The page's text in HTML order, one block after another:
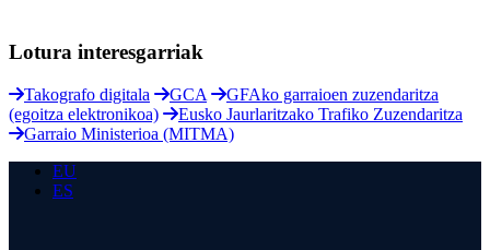
Lotura interesgarriak
Takografo digitala GCA
GFAko garraioen zuzendaritza
(egoitza elektronikoa)
Eusko Jaurlaritzako Trafiko Zuzendaritza
Garraio Ministerioa (MITMA)
EU
ES